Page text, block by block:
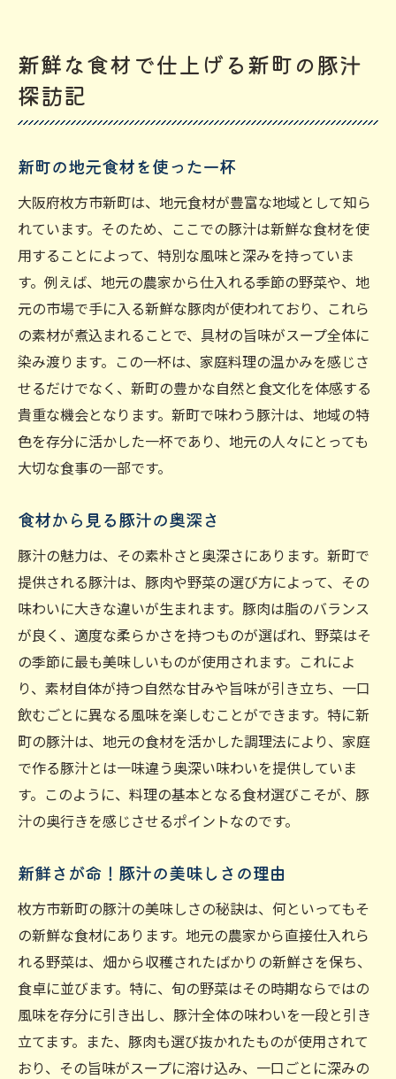
新鮮な食材で仕上げる新町の豚汁
探訪記
新町の地元食材を使った一杯
大阪府枚方市新町は、地元食材が豊富な地域として知ら
れています。そのため、ここでの豚汁は新鮮な食材を使
用することによって、特別な風味と深みを持っていま
す。例えば、地元の農家から仕入れる季節の野菜や、地
元の市場で手に入る新鮮な豚肉が使われており、これら
の素材が煮込まれることで、具材の旨味がスープ全体に
染み渡ります。この一杯は、家庭料理の温かみを感じさ
せるだけでなく、新町の豊かな自然と食文化を体感する
貴重な機会となります。新町で味わう豚汁は、地域の特
色を存分に活かした一杯であり、地元の人々にとっても
大切な食事の一部です。
食材から見る豚汁の奥深さ
豚汁の魅力は、その素朴さと奥深さにあります。新町で
提供される豚汁は、豚肉や野菜の選び方によって、その
味わいに大きな違いが生まれます。豚肉は脂のバランス
が良く、適度な柔らかさを持つものが選ばれ、野菜はそ
の季節に最も美味しいものが使用されます。これによ
り、素材自体が持つ自然な甘みや旨味が引き立ち、一口
飲むごとに異なる風味を楽しむことができます。特に新
町の豚汁は、地元の食材を活かした調理法により、家庭
で作る豚汁とは一味違う奥深い味わいを提供していま
す。このように、料理の基本となる食材選びこそが、豚
汁の奥行きを感じさせるポイントなのです。
新鮮さが命！豚汁の美味しさの理由
枚方市新町の豚汁の美味しさの秘訣は、何といってもそ
の新鮮な食材にあります。地元の農家から直接仕入れら
れる野菜は、畑から収穫されたばかりの新鮮さを保ち、
食卓に並びます。特に、旬の野菜はその時期ならではの
風味を存分に引き出し、豚汁全体の味わいを一段と引き
立てます。また、豚肉も選び抜かれたものが使用されて
おり、その旨味がスープに溶け込み、一口ごとに深みの